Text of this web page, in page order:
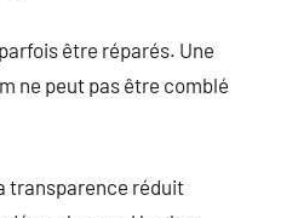
être réparés. Une
ne peut pas être comblé
transparence réduit